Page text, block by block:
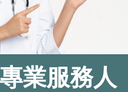
業服務人